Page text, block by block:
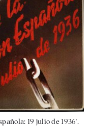
19 julio de 1936'.